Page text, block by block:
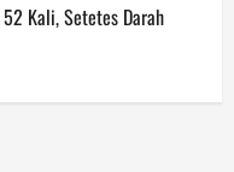
52 Kali, Setetes Darah